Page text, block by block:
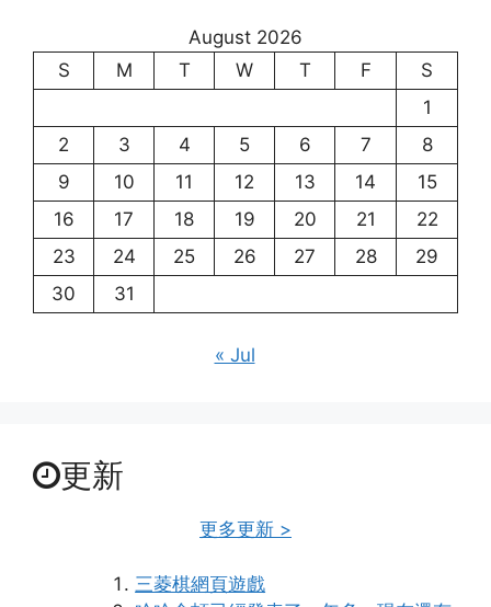
August 2026
S
M T W T F
S
1
2
3 4 5 6 7
8
9
10 11 12 13 14
15
16
17 18 19 20 21
22
23
24 25 26 27 28
29
30
31
« Jul
更新
更多更新 >
三菱棋網頁遊戲